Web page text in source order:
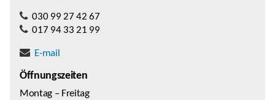
030 99 27 42 67
017 94 33 21 99
E-mail
Öffnungszeiten
Montag – Freitag